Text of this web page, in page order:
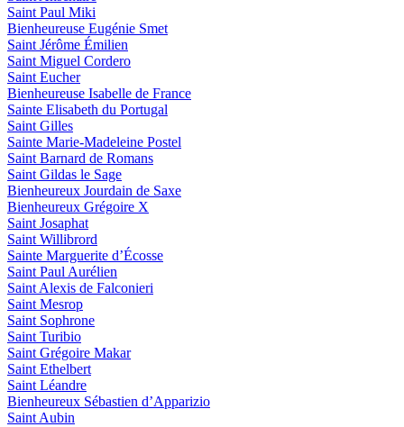
Saint Paul Miki
Bienheureuse Eugénie Smet
Saint Jérôme Émilien
Saint Miguel Cordero
Saint Eucher
Bienheureuse Isabelle de France
Sainte Elisabeth du Portugal
Saint Gilles
Sainte Marie-Madeleine Postel
Saint Barnard de Romans
Saint Gildas le Sage
Bienheureux Jourdain de Saxe
Bienheureux Grégoire X
Saint Josaphat
Saint Willibrord
Sainte Marguerite d’Écosse
Saint Paul Aurélien
Saint Alexis de Falconieri
Saint Mesrop
Saint Sophrone
Saint Turibio
Saint Grégoire Makar
Saint Ethelbert
Saint Léandre
Bienheureux Sébastien d’Apparizio
Saint Aubin